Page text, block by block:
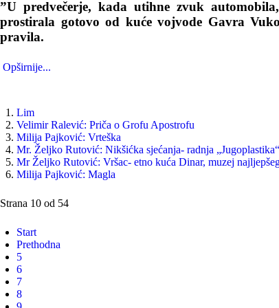
”U predvečerje, kada utihne zvuk
prostirala gotovo od kuće vojvode Gavra
pravila.
Opširnije...
Lim
Velimir Ralević: Priča o Grofu Apostrofu
Milija Pajković: Vrteška
Mr. Željko Rutović: Nikšićka sjećanja- radnja „Jugoplastika“
Mr Željko Rutović: Vršac- etno kuća Dinar, muzej
Milija Pajković: Magla
Strana 10 od 54
Start
Prethodna
5
6
7
8